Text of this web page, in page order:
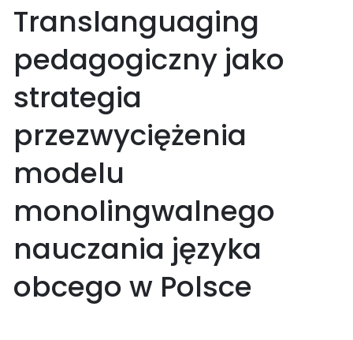
Translanguaging
pedagogiczny jako
strategia
przezwyciężenia
modelu
monolingwalnego
nauczania języka
obcego w Polsce